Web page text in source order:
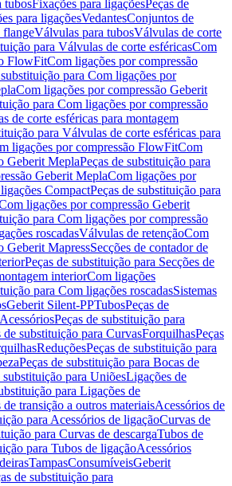
tubosFixações para ligaçõesPeças de
para ligaçõesVedantesConjuntos de
flangeVálvulas para tubosVálvulas de corte
para Válvulas de corte esféricasCom
FlowFitCom ligações por compressão
para Com ligações por
Com ligações por compressão Geberit
para Com ligações por compressão
de corte esféricas para montagem
para Válvulas de corte esféricas para
ligações por compressão FlowFitCom
Geberit MeplaPeças de substituição para
Geberit MeplaCom ligações por
CompactPeças de substituição para
ligações por compressão Geberit
para Com ligações por compressão
roscadasVálvulas de retençãoCom
Geberit MapressSecções de contador de
Peças de substituição para Secções de
interiorCom ligações
para Com ligações roscadasSistemas
Geberit Silent-PPTubosPeças de
AcessóriosPeças de substituição para
de substituição para CurvasForquilhasPeças
ReduçõesPeças de substituição para
Peças de substituição para Bocas de
substituição para UniõesLigações de
para Ligações de
de transição a outros materiaisAcessórios de
para Acessórios de ligaçãoCurvas de
para Curvas de descargaTubos de
para Tubos de ligaçãoAcessórios
TampasConsumíveisGeberit
de substituição para